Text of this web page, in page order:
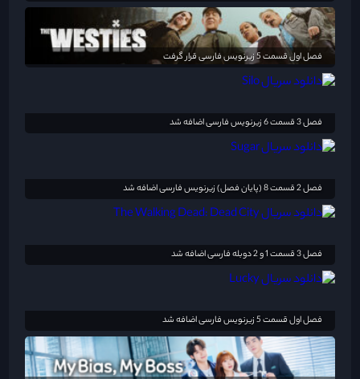
فصل اول قسمت 5 زیرنویس فارسی قرار گرفت
فصل 3 قسمت 6 زیرنویس فارسی اضافه شد
فصل 2 قسمت 8 (پایان فصل) زیرنویس فارسی اضافه شد
فصل 3 قسمت 1 و 2 دوبله فارسی اضافه شد
فصل اول قسمت 5 زیرنویس فارسی اضافه شد